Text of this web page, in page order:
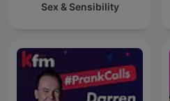
Sex & Sensibility